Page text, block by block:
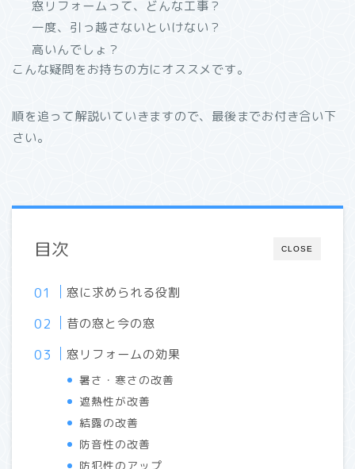
窓リフォームって、どんな工事？
一度、引っ越さないといけない？
高いんでしょ？
こんな疑問をお持ちの方にオススメです。
順を追って解説いていきますので、最後までお付き合い下
さい。
CLOSE
目次
窓に求められる役割
昔の窓と今の窓
窓リフォームの効果
暑さ・寒さの改善
遮熱性が改善
結露の改善
防音性の改善
防犯性のアップ